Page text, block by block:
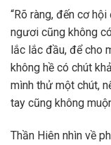
“Rõ ràng, đến cơ
ngươi cũng không
lắc lắc đầu, để cho
không hề có chút
mình thử một chút,
tay cũng không
Thần Hiên nhìn về